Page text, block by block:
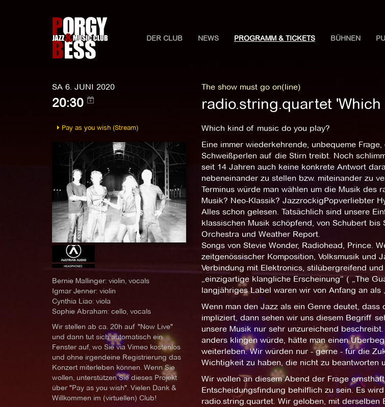
DER CLUB NEWS PROGRAMM & TICKETS BÜHNEN
SA 6. JUNI 2020
20:30
The show must go on(line)
radio.string.quartet
Pay as you wish (Stream)
Bernie Mallinger: violin, vocals
Igmar Jenner: violin
Cynthia Liao: viola
Sophie Abraham: cello, vocals
Wir stellen ab ca. 20h auf "Now Live"
und dann tut sich automatisch ein
Fenster auf, wo Sie via Vimeo kostenlos
und ohne irgendeine Registrierung das
Konzert miterleben können. Wenn Sie
wollen, unterstützen Sie dieses Projekt
über "Pay as you wish". Vielen Dank &
Willkommen im (virtuellen) Club!
Which kind of music do you play?
Eine immer wiederkehrende, unbequeme
Schweißperlen auf die Stirn treibt. Noch
seit 14 Jahren auch keine konkrete Antwort
nebeneinander zu stellen bzw. miteinander zu
Terminus würde man wählen um die Musik des
Musik? Neo-Klassik? JazzrockigPopverliebter
Alles schon gelesen. Tatsächlich sind unsere
klassischen Musik schöpfend, von Schubert
Orchestra und Weather Report.
Songs von Stevie Wonder, Radiohead, Prince.
zeitgenössischer Komposition, Volksmusik und
Verbindung mit Elektronics, stilübergreifend
„einzigartige klangliche Erscheinung“ ( „The
langjähriges Label waren wir von Anfang an als
Wenn man den Jazz als ein Genre deutet,
impliziert, dann sehen wir uns diesem Begriff
unsere Musik nur sehr unzureichend
anders klingen würde, hätte man einen
weiterleben. Wir würden nur - gerne - für die
Wichtigkeit zu haben, die nicht zu beantworten
Wir wollen an diesem Abend der Frage
Entscheidungsfindung behilflich zu sein. Es
radio.string.quartet. Wir geloben, mit